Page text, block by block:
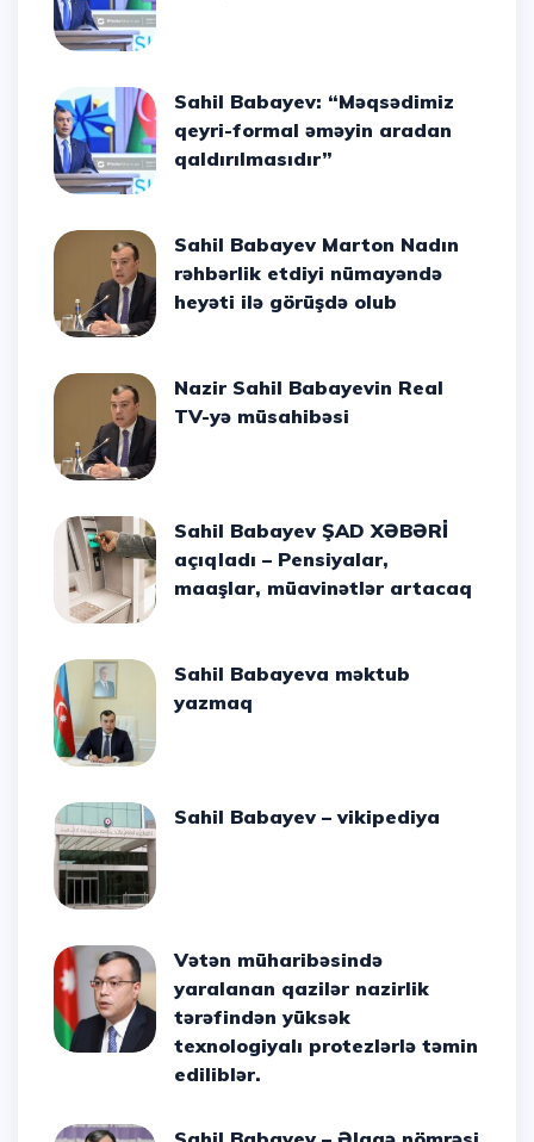
Sahil Babayev: “Məqsədimiz
qeyri-formal əməyin aradan
qaldırılmasıdır”
Sahil Babayev Marton Nadın
rəhbərlik etdiyi nümayəndə
heyəti ilə görüşdə olub
Nazir Sahil Babayevin Real
TV-yə müsahibəsi
Sahil Babayev ŞAD XƏBƏRİ
açıqladı – Pensiyalar,
maaşlar, müavinətlər artacaq
Sahil Babayeva məktub
yazmaq
Sahil Babayev – vikipediya
Vətən müharibəsində
yaralanan qazilər nazirlik
tərəfindən yüksək
texnologiyalı protezlərlə təmin
ediliblər.